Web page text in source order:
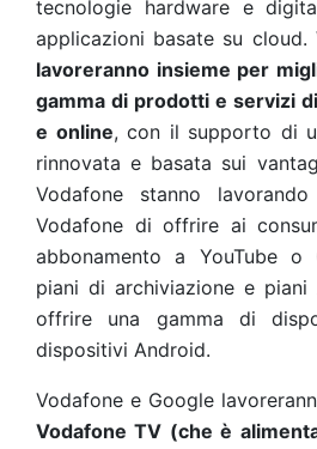
tecnologie hardware e
applicazioni basate su cloud.
lavoreranno insieme per
gamma di prodotti e servizi
e online, con il supporto di
rinnovata e basata sui
Vodafone stanno
Vodafone di offrire ai
abbonamento a YouTube o
piani di archiviazione e piani
offrire una gamma di
dispositivi Android.
Vodafone e Google
Vodafone TV (che è